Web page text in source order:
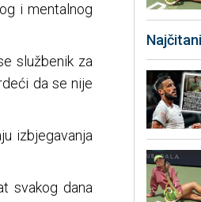
i mentalnog
službenik za
da se nije
izbjegavanja
svakog dana